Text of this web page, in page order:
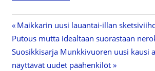
Artikkelien
selaus
Previous
Post:
Maikkarin uusi lauantai-illan
Putous mutta idealtaan suorastaan
Next
Post:
Suosikkisarja Munkkivuoren uusi kausi
näyttävät uudet päähenkilöt